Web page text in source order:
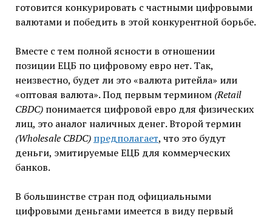
готовится конкурировать с частными цифровыми
валютами и победить в этой конкурентной борьбе.
Вместе с тем полной ясности в отношении
позиции ЕЦБ по цифровому евро нет. Так,
неизвестно, будет ли это «валюта ритейла» или
«оптовая валюта». Под первым термином (Retail
CBDC)понимается цифровой евро для физических
лиц, это аналог наличных денег. Второй термин
(Wholesale CBDC) предполагает, что это будут
деньги, эмитируемые ЕЦБ для коммерческих
банков.
В большинстве стран под официальными
цифровыми деньгами имеется в виду первый